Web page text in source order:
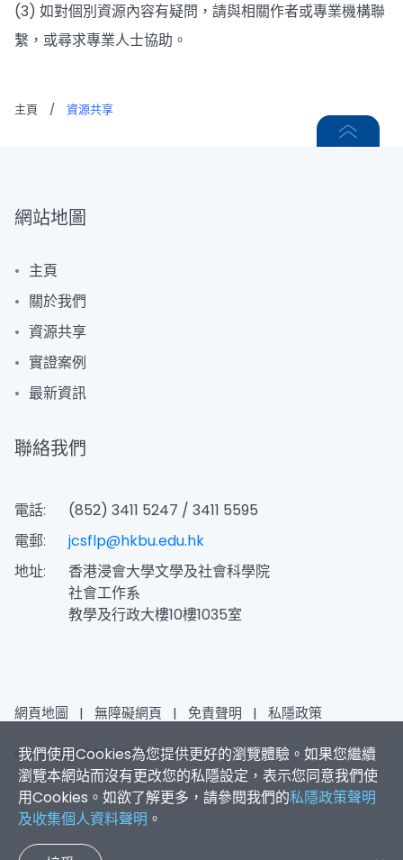
(3) 如對個別資源內容有疑問，請與相關作者或專業機構聯
繫，或尋求專業人士協助。
主頁 / 資源共享
我們使用Cookies為您提供更好的瀏覽體驗。如果您繼續
瀏覽本網站而沒有更改您的私隱設定，表示您同意我們使
用Cookies。如欲了解更多，請參閱我們的私隱政策聲明
及收集個人資料聲明 。
網站地圖
主頁
關於我們
資源共享
實證案例
最新資訊
聯絡我們
電話:
(852) 3411 5247 / 3411 5595
電郵:
jcsflp@hkbu.edu.hk
地址:
香港浸會大學文學及社會科學院
社會工作系
教學及行政大樓10樓1035室
網頁地圖 | 無障礙網頁 | 免責聲明 | 私隱政策
© 2026 賽馬會智家樂計劃 版權所有